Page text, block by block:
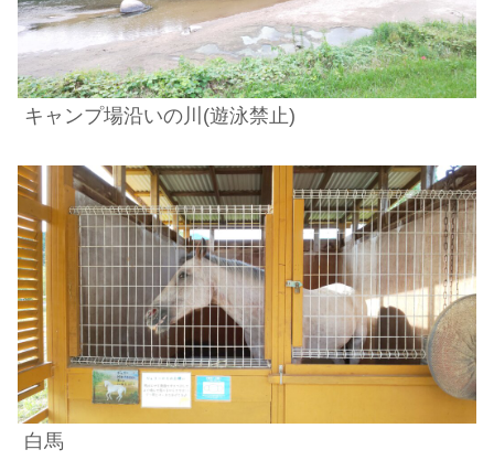
キャンプ場沿いの川 (遊泳禁止)
白馬